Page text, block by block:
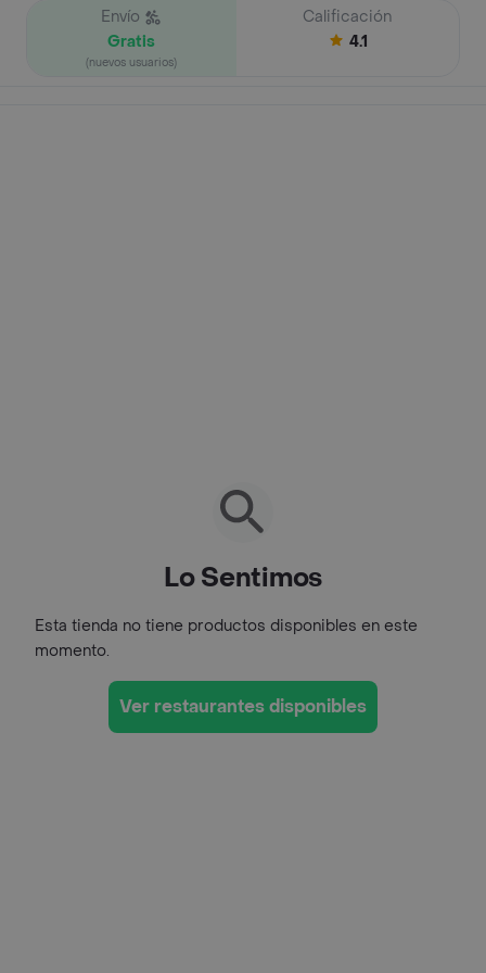
Envío
Gratis
(nuevos usuarios)
Calificación
4.1
Lo Sentimos
Esta tienda no tiene productos disponibles en este
momento.
Ver restaurantes disponibles